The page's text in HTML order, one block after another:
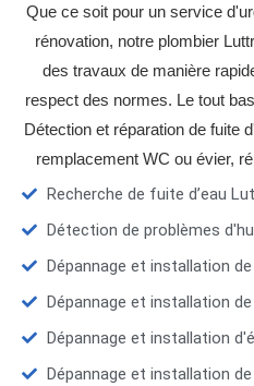
Que ce soit pour un service
rénovation, notre plombier
des travaux de manière
respect des normes. Le tout
Détection et réparation de fuite
remplacement WC ou évier,
Recherche de fuite d’eau
Détection de problèmes
Dépannage et installation
Dépannage et installation
Dépannage et installation
Dépannage et installation